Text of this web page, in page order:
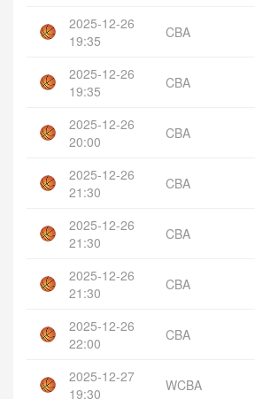
2025-12-26
19:35
CBA
2025-12-26
19:35
CBA
2025-12-26
20:00
CBA
2025-12-26
21:30
CBA
2025-12-26
21:30
CBA
2025-12-26
21:30
CBA
2025-12-26
22:00
CBA
2025-12-27
19:30
WCBA